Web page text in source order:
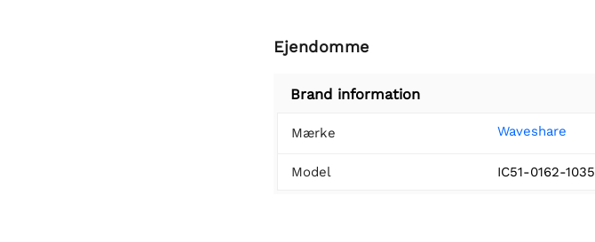
Ejendomme
Brand information
Mærke Waveshare
Model IC51-0162-1035